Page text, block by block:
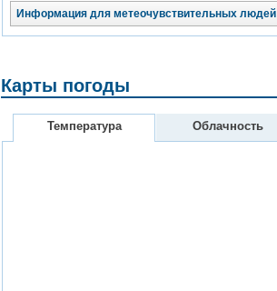
Информация для метеочувствительных людей
Карты погоды
Температура Облачность